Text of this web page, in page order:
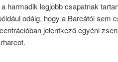
harmadik legjobb csapatnak
odáig, hogy a Barcától sem
jelentkező egyéni